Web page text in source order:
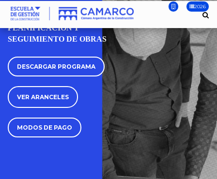
2026
CURSO
PLANIFICACIÓN Y
SEGUIMIENTO DE OBRAS
DESCARGAR PROGRAMA
VER ARANCELES
MODOS DE PAGO